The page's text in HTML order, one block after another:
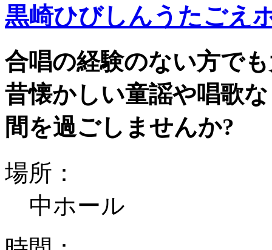
黒崎ひびしんうたごえ
合唱の経験のない方で
昔懐かしい童謡や唱歌
間を過ごしませんか?
場所：
中ホール